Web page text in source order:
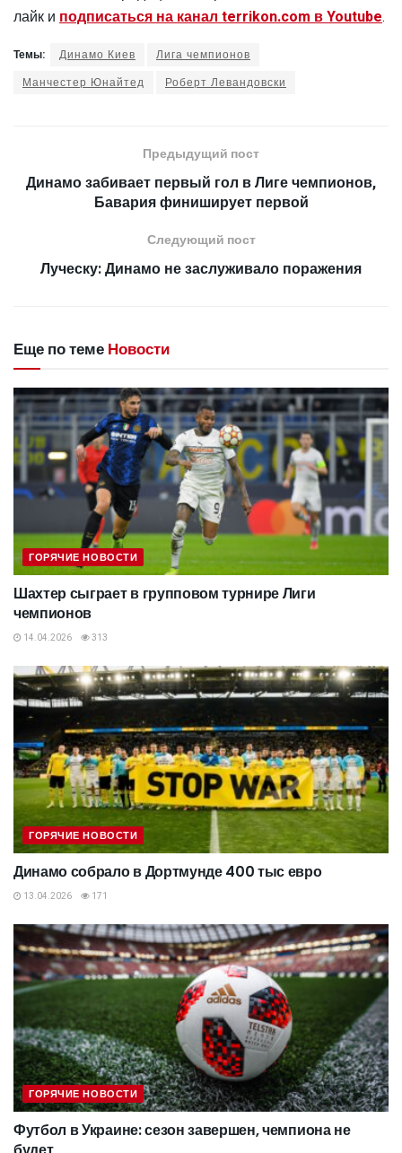
лайк и подписаться на канал terrikon.com в Youtube.
Темы: Динамо Киев
Лига чемпионов
Манчестер Юнайтед
Роберт Левандовски
Предыдущий пост
Динамо забивает первый гол в Лиге чемпионов,
Бавария финиширует первой
Следующий пост
Луческу: Динамо не заслуживало поражения
Еще по теме Новости
ГОРЯЧИЕ НОВОСТИ
Шахтер сыграет в групповом турнире Лиги
чемпионов
14.04.2026 313
ГОРЯЧИЕ НОВОСТИ
Динамо собрало в Дортмунде 400 тыс евро
13.04.2026 171
ГОРЯЧИЕ НОВОСТИ
Футбол в Украине: сезон завершен, чемпиона не